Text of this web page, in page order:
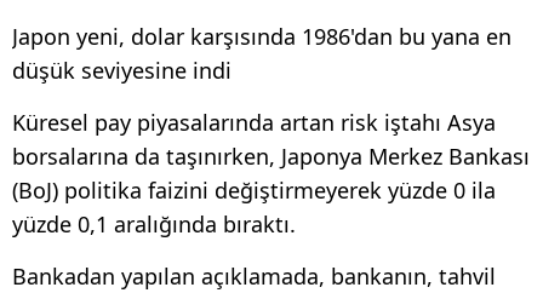
Japon yeni, dolar karşısında 1986'dan bu yana en
düşük seviyesine indi
Küresel pay piyasalarında artan risk iştahı Asya
borsalarına da taşınırken, Japonya Merkez Bankası
(BoJ) politika faizini değiştirmeyerek yüzde 0 ila
yüzde 0,1 aralığında bıraktı.
Bankadan yapılan açıklamada, bankanın, tahvil